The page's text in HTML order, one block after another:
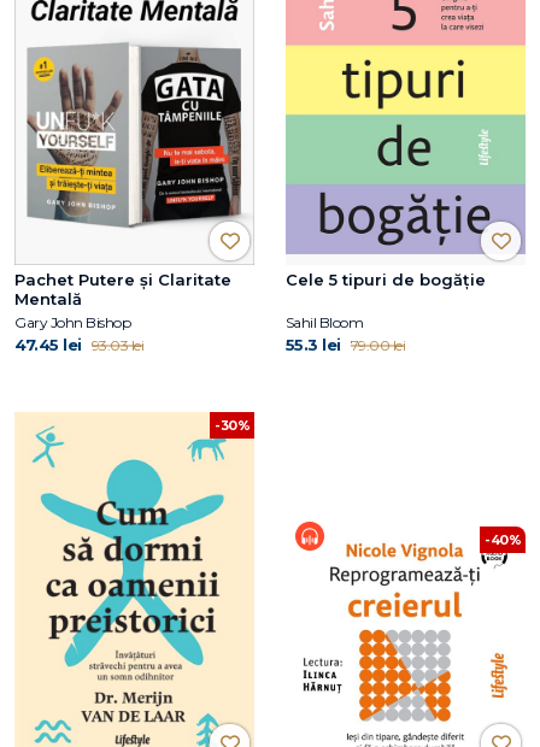
Pachet Putere și Claritate
Mentală
Gary John Bishop
47.45 lei 93.03 lei
Cele 5 tipuri de bogăție
Sahil Bloom
55.3 lei 79.00 lei
-30%
-40%